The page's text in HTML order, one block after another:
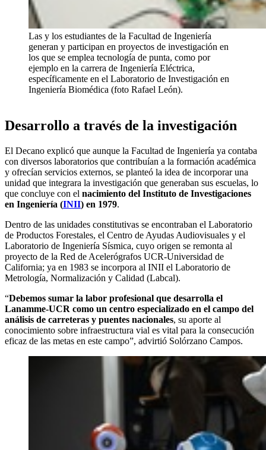
Las y los estudiantes de la Facultad de Ingeniería
generan y participan en proyectos de investigación en
los que se emplea tecnología de punta, como por
ejemplo en la carrera de Ingeniería Eléctrica,
específicamente en el Laboratorio de Investigación en
Ingeniería Biomédica (foto Rafael León).
Desarrollo a través de la investigación
El Decano explicó que aunque la Facultad de Ingeniería ya contaba
con diversos laboratorios que contribuían a la formación académica
y ofrecían servicios externos, se planteó la idea de incorporar una
unidad que integrara la investigación que generaban sus escuelas, lo
que concluye con el nacimiento del Instituto de Investigaciones
en Ingeniería (INII) en 1979.
Dentro de las unidades constitutivas se encontraban el Laboratorio
de Productos Forestales, el Centro de Ayudas Audiovisuales y el
Laboratorio de Ingeniería Sísmica, cuyo origen se remonta al
proyecto de la Red de Acelerógrafos UCR-Universidad de
California; ya en 1983 se incorpora al INII el Laboratorio de
Metrología, Normalización y Calidad (Labcal).
“Debemos sumar la labor profesional que desarrolla el
Lanamme-UCR como un centro especializado en el campo del
análisis de carreteras y puentes nacionales, su aporte al
conocimiento sobre infraestructura vial es vital para la consecución
eficaz de las metas en este campo”, advirtió Solórzano Campos.